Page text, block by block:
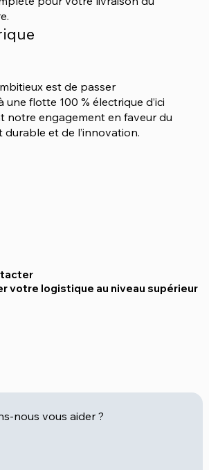
est de passer
flotte 100 % électrique d’ici
notre engagement en faveur du
et de l’innovation.
nous vous aider ?
votre logistique au niveau supérieur